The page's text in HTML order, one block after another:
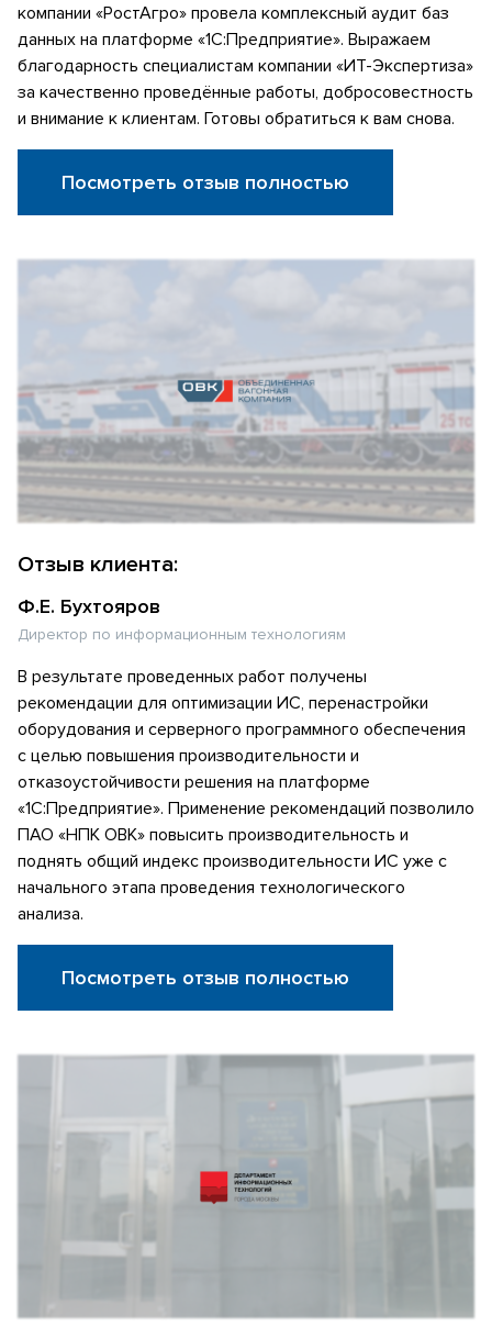
компании «РостАгро» провела комплексный аудит баз
данных на платформе «1С:Предприятие». Выражаем
благодарность специалистам компании «ИТ-Экспертиза»
за качественно проведённые работы, добросовестность
и внимание к клиентам. Готовы обратиться к вам снова.
Посмотреть отзыв полностью
Отзыв клиента:
Ф.Е. Бухтояров
Директор по информационным технологиям
В результате проведенных работ получены
рекомендации для оптимизации ИС, перенастройки
оборудования и серверного программного обеспечения
с целью повышения производительности и
отказоустойчивости решения на платформе
«1С:Предприятие». Применение рекомендаций позволило
ПАО «НПК ОВК» повысить производительность и
поднять общий индекс производительности ИС уже с
начального этапа проведения технологического
анализа.
Посмотреть отзыв полностью